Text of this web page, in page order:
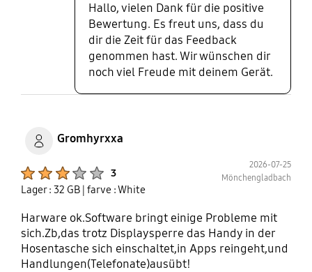
Hallo, vielen Dank für die positive
Bewertung. Es freut uns, dass du
dir die Zeit für das Feedback
genommen hast. Wir wünschen dir
noch viel Freude mit deinem Gerät.
Gromhyrxxa
3
2026-07-25
Mönchengladbach
Lager : 32 GB | farve : White
Harware ok.Software bringt einige Probleme mit
sich.Zb,das trotz Displaysperre das Handy in der
Hosentasche sich einschaltet,in Apps reingeht,und
Handlungen(Telefonate)ausübt!